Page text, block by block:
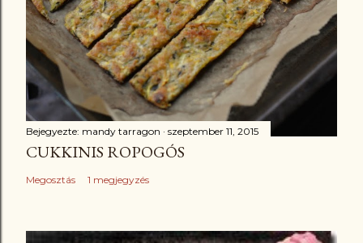
Bejegyezte: mandy tarragon szeptember 11, 2015
CUKKINIS ROPOGÓS
Megosztás 1 megjegyzés